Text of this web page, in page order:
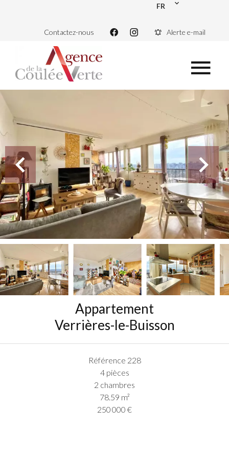
FR
Contactez-nous Alerte e-mail
Appartement
Verrières-le-Buisson
Référence 228
4 pièces
2 chambres
78.59 m²
250 000 €